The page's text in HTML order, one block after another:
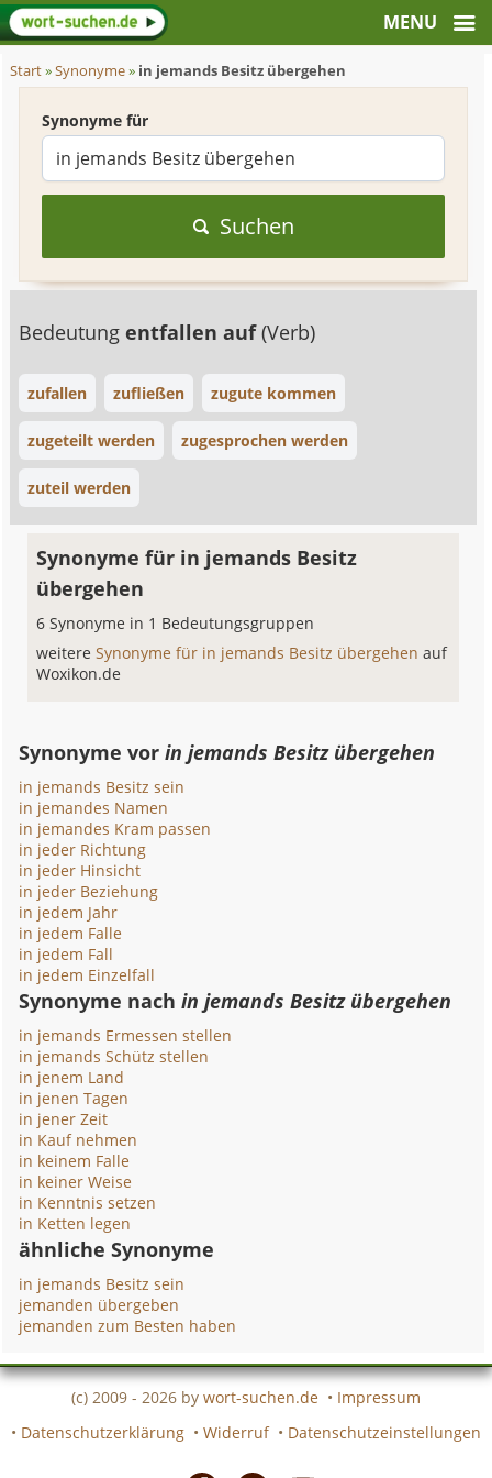
Start»Synonyme» in jemands Besitz übergehen
Synonyme für
Suchen
Bedeutungentfallen auf(Verb)
zufallen zufließen zugute kommen
zugeteilt werden zugesprochen werden
zuteil werden
Synonyme für in jemands Besitz
übergehen
6 Synonyme in 1 Bedeutungsgruppen
weitereSynonyme für in jemands Besitz übergehenauf
Woxikon.de
Synonyme vorin jemands Besitz übergehen
in jemands Besitz sein
in jemandes Namen
in jemandes Kram passen
in jeder Richtung
in jeder Hinsicht
in jeder Beziehung
in jedem Jahr
in jedem Falle
in jedem Fall
in jedem Einzelfall
Synonyme nachin jemands Besitz übergehen
in jemands Ermessen stellen
in jemands Schütz stellen
in jenem Land
in jenen Tagen
in jener Zeit
in Kauf nehmen
in keinem Falle
in keiner Weise
in Kenntnis setzen
in Ketten legen
ähnliche Synonyme
in jemands Besitz sein
jemanden übergeben
jemanden zum Besten haben
(c) 2009 - 2026 by wort-suchen.de • Impressum
• Datenschutzerklärung • Widerruf • Datenschutzeinstellungen